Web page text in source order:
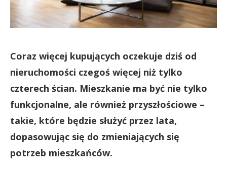
Coraz więcej kupujących oczekuje dziś od
nieruchomości czegoś więcej niż tylko
czterech ścian. Mieszkanie ma być nie tylko
funkcjonalne, ale również przyszłościowe –
takie, które będzie służyć przez lata,
dopasowując się do zmieniających się
potrzeb mieszkańców.